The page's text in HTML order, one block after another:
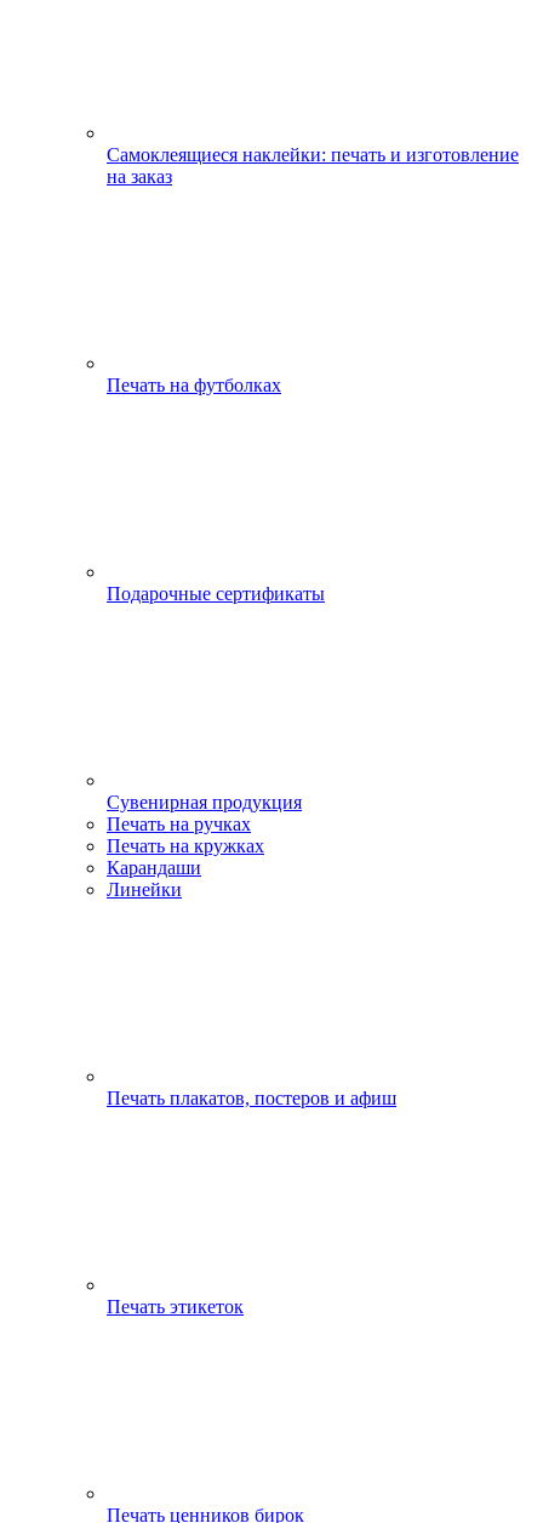
Самоклеящиеся наклейки: печать и изготовление
на заказ
Печать на футболках
Подарочные сертификаты
Сувенирная продукция
Печать на ручках
Печать на кружках
Карандаши
Линейки
Печать плакатов, постеров и афиш
Печать этикеток
Печать ценников бирок